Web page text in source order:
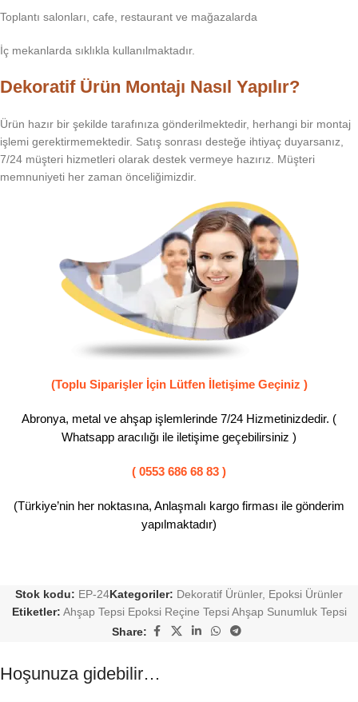
Toplantı salonları, cafe, restaurant ve mağazalarda
İç mekanlarda sıklıkla kullanılmaktadır.
Dekoratif Ürün Montajı Nasıl Yapılır?
Ürün hazır bir şekilde tarafınıza gönderilmektedir, herhangi bir montaj
işlemi gerektirmemektedir. Satış sonrası desteğe ihtiyaç duyarsanız,
7/24 müşteri hizmetleri olarak destek vermeye hazırız. Müşteri
memnuniyeti her zaman önceliğimizdir.
(Toplu Siparişler İçin Lütfen İletişime Geçiniz )
Abronya, metal ve ahşap işlemlerinde 7/24 Hizmetinizdedir. (
Whatsapp aracılığı ile iletişime geçebilirsiniz )
( 0553 686 68 83 )
(Türkiye’nin her noktasına, Anlaşmalı kargo firması ile gönderim
yapılmaktadır)
Stok kodu: EP-24Kategoriler: Dekoratif Ürünler, Epoksi Ürünler
Etiketler: Ahşap Tepsi Epoksi Reçine Tepsi Ahşap Sunumluk Tepsi
Share:
Hoşunuza gidebilir…